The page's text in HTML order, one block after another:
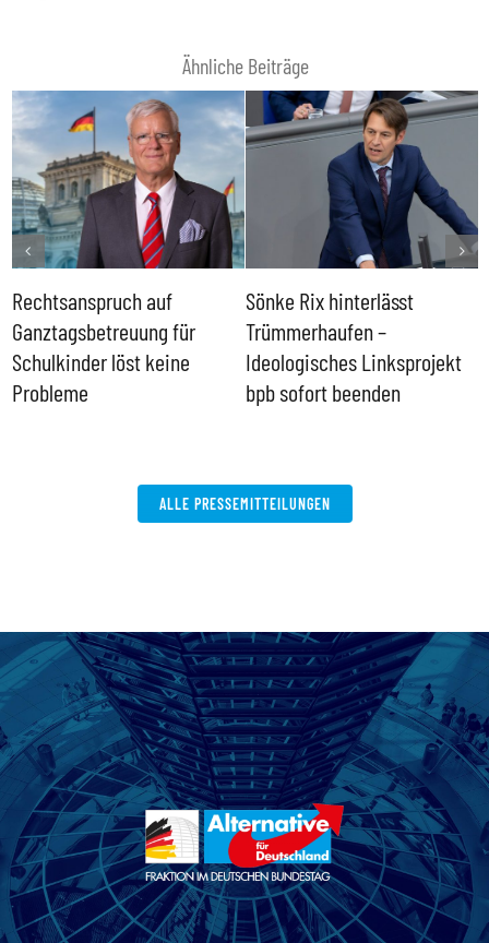
Ähnliche Beiträge
Rechtsanspruch auf
Ganztagsbetreuung für
Schulkinder löst keine
Probleme
Sönke Rix hinterlässt
Trümmerhaufen –
Ideologisches Linksprojekt
bpb sofort beenden
ALLE PRESSEMITTEILUNGEN